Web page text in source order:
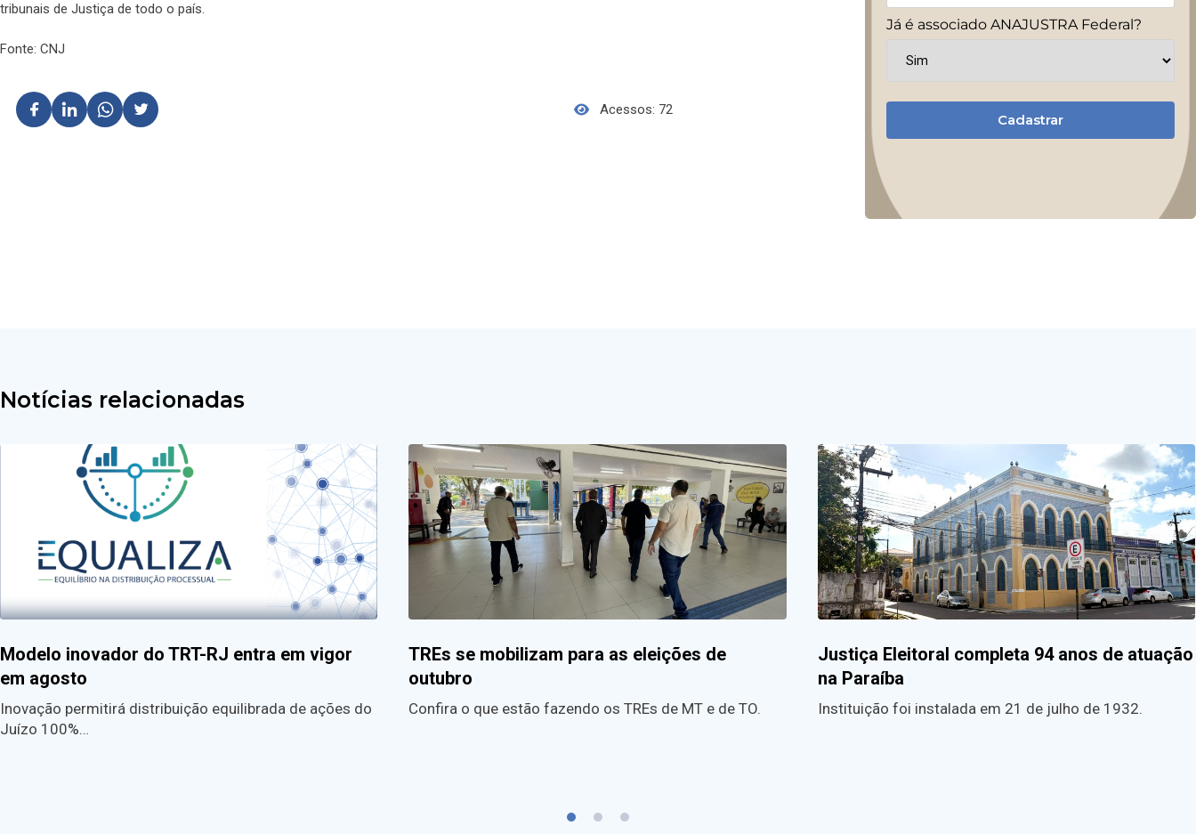
tribunais de Justiça de todo o país.
Fonte: CNJ
Acessos: 72
Já é associado ANAJUSTRA Federal?
Cadastrar
Notícias relacionadas
Modelo inovador do TRT-RJ entra em vigor
em agosto
Inovação permitirá distribuição equilibrada de ações do
Juízo 100%…
TREs se mobilizam para as eleições de
outubro
Confira o que estão fazendo os TREs de MT e de TO.
Justiça Eleitoral completa 94 anos de atuação
na Paraíba
Instituição foi instalada em 21 de julho de 1932.